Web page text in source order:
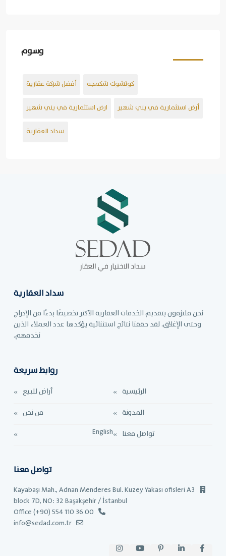
وسوم
كوتشوك شكمجه أفضل شركة عقارية
أرض استثمارية في يني شهير ارض استثمارية في يني شهير
سداد العقارية
سداد العقارية
نحن ملتزمون بتقديم الخدمات العقارية الأكثر تخصيصًا بدءًا من الإدراج
وحتى الإغلاق. لقد حققنا نتائج استثنائية يؤكدها عدد العملاء الذين
نخدمهم.
روابط سريعة
الرئيسية
أراض للبيع
المدونة
من نحن
تواصل معنا
English
تواصل معنا
Kayabaşı Mah., Adnan Menderes Bul. Kuzey Yakası ofisleri A3
block 7D, NO: 32 Başakşehir / İstanbul
Office (+90) 554 110 36 00
info@sedad.com.tr